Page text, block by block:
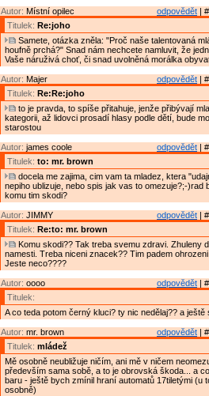
odpovědět |
Autor: Místní opilec
Titulek: Re:joho
Samete, otázka zněla: "Proč naše talentovaná
houfně prchá?" Snad nám nechcete namluvit, že
Vaše náruživá choť, či snad uvolněná morálka
odpovědět |
Autor: Majer
Titulek: Re:Re:joho
to je pravda, to spíše přitahuje, jenže přibývají
kategorii, až lidovci prosadí hlasy podle dětí, bude
starostou
odpovědět |
Autor: james coole
Titulek: to: mr. brown
docela me zajima, cim vam ta mladez, ktera
nepiho ublizuje, nebo spis jak vas to omezuje?;-)rad
komu tim skodi?
odpovědět |
Autor: JIMMY
Titulek: Re:to: mr. brown
Komu skodi?? Tak treba svemu zdravi. Zhuleny
namesti. Treba niceni znacek?? Tim padem
Jeste neco????
odpovědět |
Autor: oooo
Titulek:
A co teda potom černý kluci? ty nic nedělaj?? a ještě
odpovědět |
Autor: mr. brown
Titulek: mládež
Mě osobně neubližuje ničím, ani mě v ničem
především sama sobě, a to je obrovská škoda... a
baru - ještě bych zmínil hraní automatů 17tiletými (u
osobně)